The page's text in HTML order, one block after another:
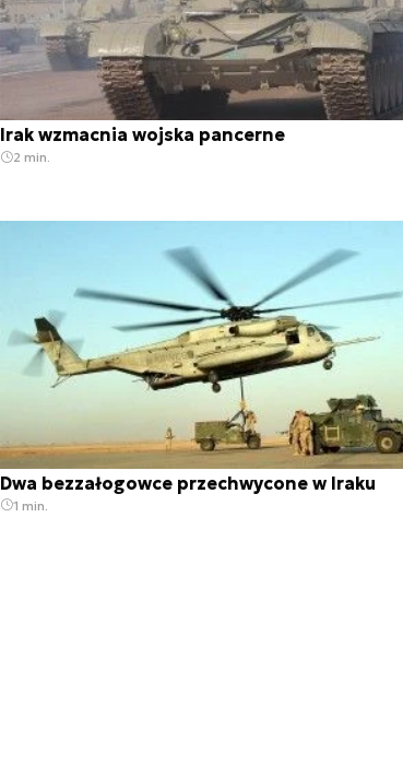
Irak wzmacnia wojska pancerne
2 min.
Dwa bezzałogowce przechwycone w Iraku
1 min.